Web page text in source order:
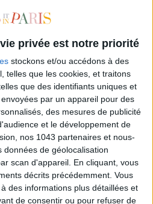
privée est notre priorité
stockons et/ou accédons à des
telles que les cookies, et traitons
que des identifiants uniques et
par un appareil pour des
des mesures de publicité
et le développement de
nos 1043 partenaires et nous-
données de géolocalisation
scan d'appareil. En cliquant, vous
décrits précédemment. Vous
des informations plus détaillées et
de consentir ou pour refuser de
LOVE STORIES CULTES